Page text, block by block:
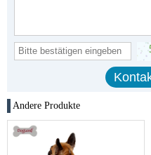
Andere Produkte